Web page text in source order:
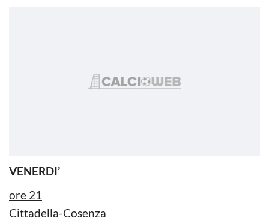
VENERDI’
ore 21
Cittadella-Cosenza